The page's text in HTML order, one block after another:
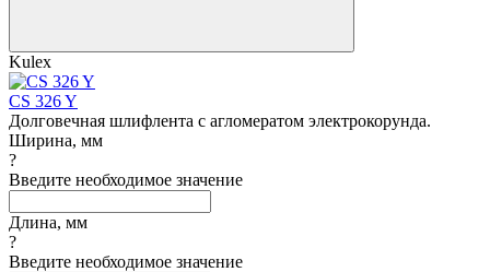
Kulex
CS 326 Y
Долговечная шлифлента с агломератом электрокорунда.
Ширина, мм
?
Введите необходимое значение
Длина, мм
?
Введите необходимое значение